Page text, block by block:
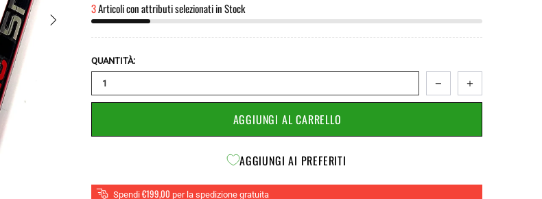
3Articoli con attributi selezionati in Stock
QUANTITÀ:
AGGIUNGI AL CARRELLO
AGGIUNGI AI PREFERITI
Spendi €199,00 per la spedizione gratuita